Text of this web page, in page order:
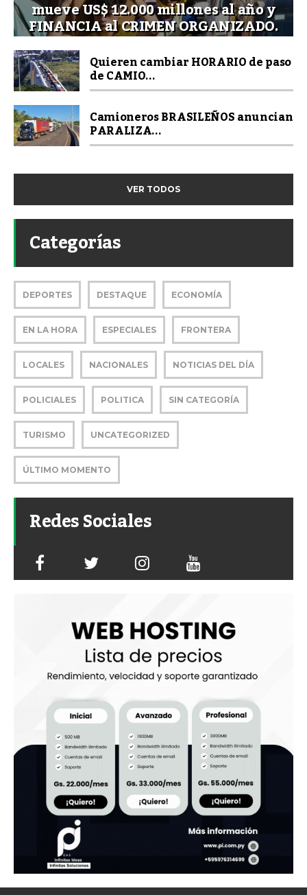
mueve US$ 12.000 millones al año y
FINANCIA al CRIMEN ORGANIZADO.
Quieren cambiar HORARIO de paso
de CAMIO...
Camioneros BRASILEÑOS anuncian
PARALIZA...
VER TODOS
Categorías
DEPORTES DESTAQUE ECONOMÍA
EN LA HORA ESPECIALES FRONTERA
LOCALES NACIONALES NOTICIAS DEL DÍA
POLICIALES POLITICA SIN CATEGORÍA
TURISMO UNCATEGORIZED
ÚLTIMO MOMENTO
Redes Sociales